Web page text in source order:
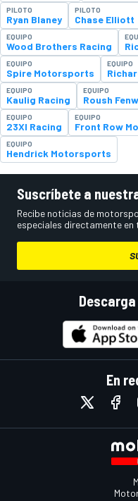
PILOTO
Ryan Blaney
PILOTO
Chase Elliott
EQUIPO
Wood Brothers Racing
EQUIPO
Spire Motorsports
EQUIPO
EQUIPO
Kaulig Racing
EQUIPO
Roush
EQUIPO
23XI Racing
EQUIPO
Front Row
EQUIPO
Hendrick Motorsports
Suscríbete a
Recibe noticias de
especiales directamente
En